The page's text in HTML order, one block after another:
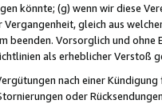
könnte; (g) wenn wir diese
gleich aus
Vorsorglich und
als erheblicher Verstoß
nach einer
oder